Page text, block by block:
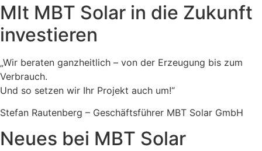
MIt MBT Solar in die Zukunft
investieren
„Wir beraten ganzheitlich – von der Erzeugung bis zum
Verbrauch.
Und so setzen wir Ihr Projekt auch um!“
Stefan Rautenberg – Geschäftsführer MBT Solar GmbH
Neues bei MBT Solar